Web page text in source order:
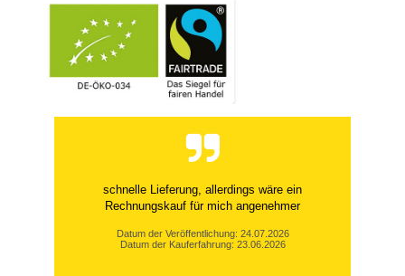
schnelle Lieferung, allerdings wäre ein
Rechnungskauf für mich angenehmer
Datum der Veröffentlichung: 24.07.2026
Datum der Kauferfahrung: 23.06.2026